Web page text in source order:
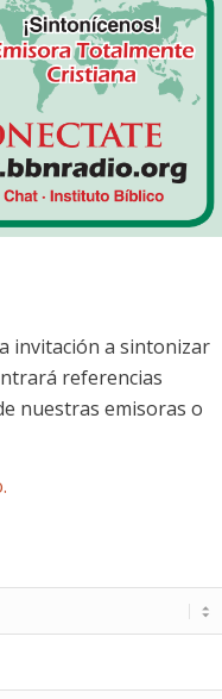
invitación a sintonizar
referencias
nuestras emisoras o